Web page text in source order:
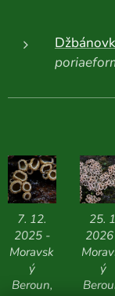
7. 12.
2025 -
Moravsk
ý
Beroun,
25.
ý